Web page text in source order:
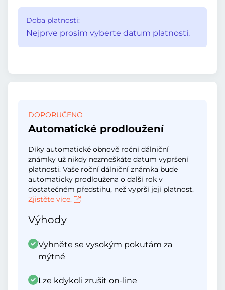
Doba platnosti:
Nejprve prosím vyberte datum platnosti.
DOPORUČENO
Automatické prodloužení
Díky automatické obnově roční dálniční
známky už nikdy nezmeškáte datum vypršení
platnosti. Vaše roční dálniční známka bude
automaticky prodloužena o další rok v
dostatečném předstihu, než vyprší její platnost.
Zjistěte více.
Výhody
Vyhněte se vysokým pokutám za
mýtné
Lze kdykoli zrušit on-line